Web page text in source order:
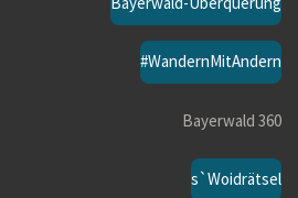
#WandernMitAndern
Bayerwald 360
s`Woidrätsel